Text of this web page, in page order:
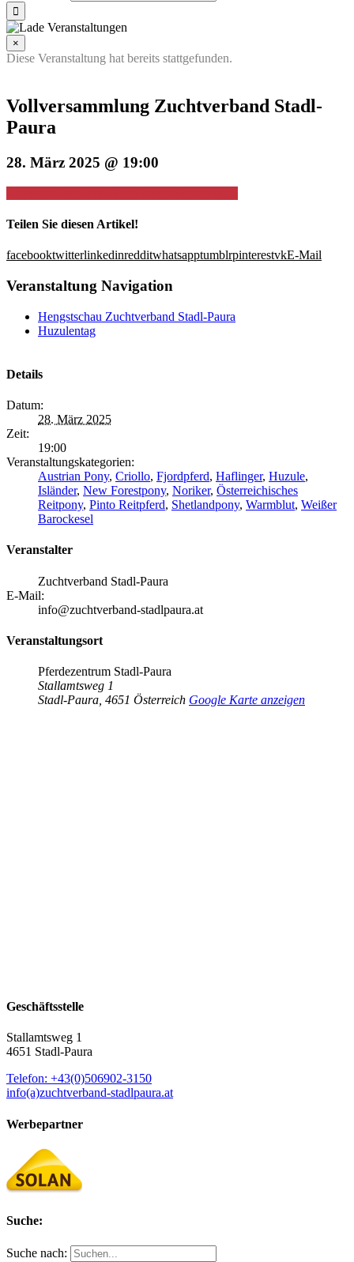
×
Diese Veranstaltung hat bereits stattgefunden.
Vollversammlung Zuchtverband Stadl-
Paura
28. März 2025 @ 19:00
Teilen Sie diesen Artikel!
facebooktwitterlinkedinredditwhatsapptumblrpinterestvkE-Mail
Veranstaltung Navigation
Hengstschau Zuchtverband Stadl-Paura
Huzulentag
Details
Datum:
28. März 2025
Zeit:
19:00
Veranstaltungskategorien:
Austrian Pony, Criollo, Fjordpferd, Haflinger, Huzule,
Isländer, New Forestpony, Noriker, Österreichisches
Reitpony, Pinto Reitpferd, Shetlandpony, Warmblut, Weißer
Barockesel
Veranstalter
Zuchtverband Stadl-Paura
E-Mail:
info@zuchtverband-stadlpaura.at
Veranstaltungsort
Pferdezentrum Stadl-Paura
Stallamtsweg 1
Stadl-Paura 4651 Österreich Google Karte anzeigen
Geschäftsstelle
Stallamtsweg 1
4651 Stadl-Paura
Telefon: +43(0)506902-3150
info(a)zuchtverband-stadlpaura.at
Werbepartner
Suche:
Suche nach: